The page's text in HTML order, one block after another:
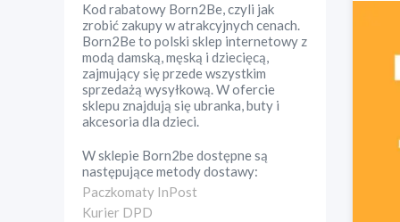
Kod rabatowy Born2Be, czyli jak
zrobić zakupy w atrakcyjnych cenach.
Born2Be to polski sklep internetowy z
modą damską, męską i dziecięcą,
zajmujący się przede wszystkim
sprzedażą wysyłkową. W ofercie
sklepu znajdują się ubranka, buty i
akcesoria dla dzieci.
W sklepie Born2bedostępne są
następujące metody dostawy:
Paczkomaty InPost
Kurier DPD